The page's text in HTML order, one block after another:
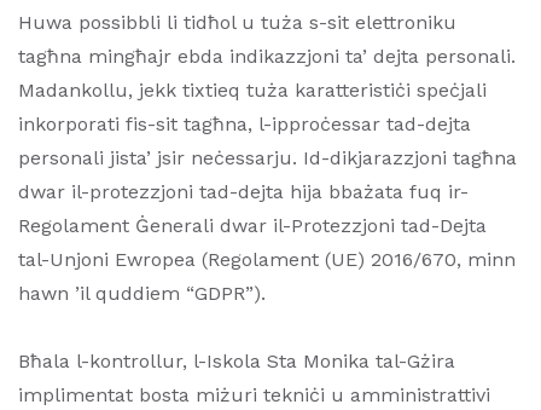
Huwa possibbli li tidħol u tuża s-sit elettroniku
tagħna mingħajr ebda indikazzjoni ta’ dejta personali.
Madankollu, jekk tixtieq tuża karatteristiċi speċjali
inkorporati fis-sit tagħna, l-ipproċessar tad-dejta
personali jista’ jsir neċessarju. Id-dikjarazzjoni tagħna
dwar il-protezzjoni tad-dejta hija bbażata fuq ir-
Regolament Ġenerali dwar il-Protezzjoni tad-Dejta
tal-Unjoni Ewropea (Regolament (UE) 2016/670, minn
hawn ’il quddiem “GDPR”).
Bħala l-kontrollur, l-Iskola Sta Monika tal-Gżira
implimentat bosta miżuri tekniċi u amministrattivi